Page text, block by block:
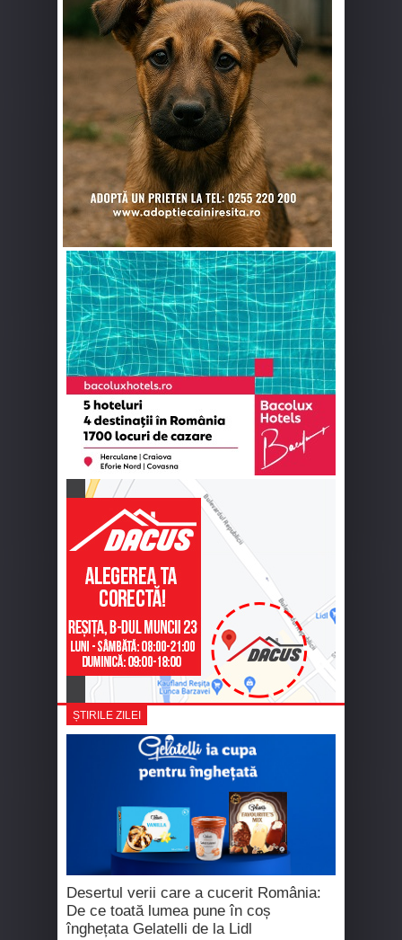
ȘTIRILE ZILEI
Desertul verii care a cucerit România:
De ce toată lumea pune în coș
înghețata Gelatelli de la Lidl